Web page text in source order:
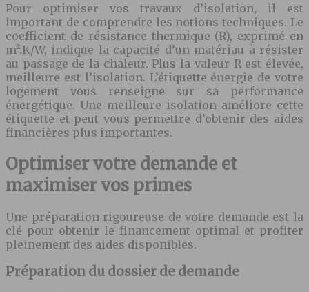
Pour optimiser vos travaux d’isolation, il est
important de comprendre les notions techniques. Le
coefficient de résistance thermique (R), exprimé en
m².K/W, indique la capacité d’un matériau à résister
au passage de la chaleur. Plus la valeur R est élevée,
meilleure est l’isolation. L’étiquette énergie de votre
logement vous renseigne sur sa performance
énergétique. Une meilleure isolation améliore cette
étiquette et peut vous permettre d’obtenir des aides
financières plus importantes.
Optimiser votre demande et
maximiser vos primes
Une préparation rigoureuse de votre demande est la
clé pour obtenir le financement optimal et profiter
pleinement des aides disponibles.
Préparation du dossier de demande